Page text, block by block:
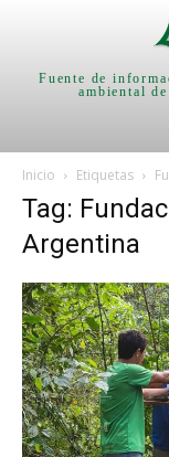
Fuente de
ambiental
Inicio Etiquetas
Tag:
Argentina